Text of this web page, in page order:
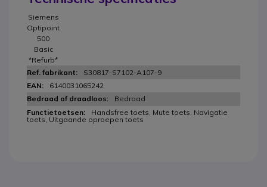
Siemens
Optipoint
500
Basic
*Refurb*
S30817-S7102-A107-9
6140031065242
Bedraad
Handsfree toets, Mute toets, Navigatie
toets, Uitgaande oproepen toets